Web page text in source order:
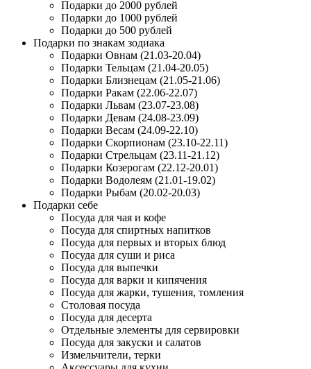
Подарки до 2000 рублей
Подарки до 1000 рублей
Подарки до 500 рублей
Подарки по знакам зодиака
Подарки Овнам (21.03-20.04)
Подарки Тельцам (21.04-20.05)
Подарки Близнецам (21.05-21.06)
Подарки Ракам (22.06-22.07)
Подарки Львам (23.07-23.08)
Подарки Девам (24.08-23.09)
Подарки Весам (24.09-22.10)
Подарки Скорпионам (23.10-22.11)
Подарки Стрельцам (23.11-21.12)
Подарки Козерогам (22.12-20.01)
Подарки Водолеям (21.01-19.02)
Подарки Рыбам (20.02-20.03)
Подарки себе
Посуда для чая и кофе
Посуда для спиртных напитков
Посуда для первых и вторых блюд
Посуда для суши и риса
Посуда для выпечки
Посуда для варки и кипячения
Посуда для жарки, тушения, томления
Столовая посуда
Посуда для десерта
Отдельные элементы для сервировки
Посуда для закуски и салатов
Измельчители, терки